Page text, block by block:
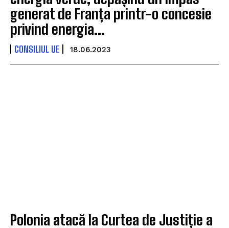
generat de Franța printr-o concesie
privind energia...
CONSILIUL UE 18.06.2023
Polonia atacă la Curtea de Justiție a